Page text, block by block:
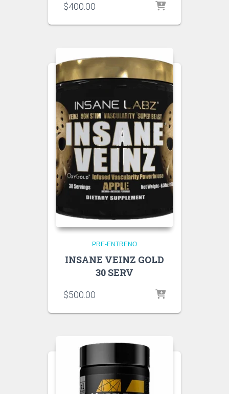
$400.00
PRE-ENTRENO
INSANE VEINZ GOLD
30 SERV
$500.00